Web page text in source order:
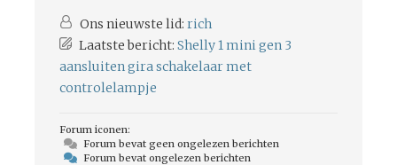
Ons nieuwste lid: rich
Laatste bericht: Shelly 1 mini gen 3
aansluiten gira schakelaar met
controlelampje
Forum iconen:
Forum bevat geen ongelezen berichten
Forum bevat ongelezen berichten